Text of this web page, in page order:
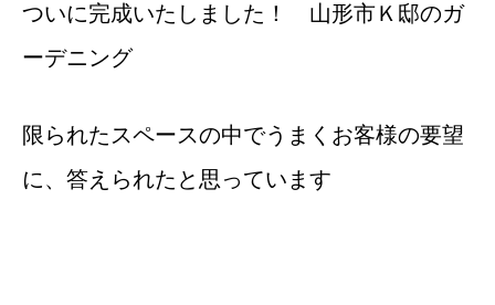
ついに完成いたしました！ 山形市Ｋ邸のガ
ーデニング
限られたスペースの中でうまくお客様の要望
に、答えられたと思っています